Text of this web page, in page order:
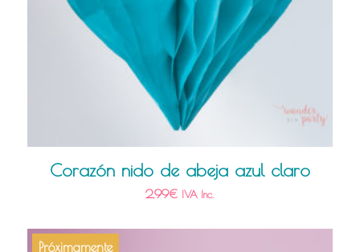
Corazón nido de abeja azul claro
2,99€ IVA Inc.
Próximamente